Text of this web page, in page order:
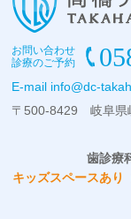
お問い合わせ
診療のご予約
E-mail info@dc-
〒500-8429 岐阜県
歯診療
キッズスペースあり